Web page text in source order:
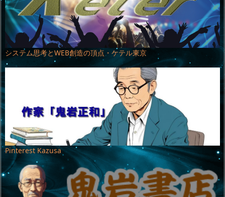
システム思考とWEB創造の頂点・ケテル東京
Pinterest Kazusa